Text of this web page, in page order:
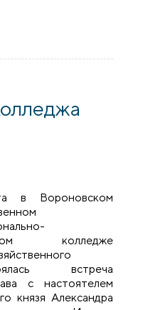
в Вороновском
колледже
встреча
с настоятелем
князя Александра